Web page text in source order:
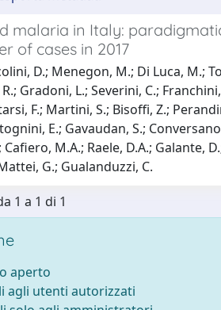
malaria in Italy:
of cases in 2017
D.; Menegon, M.; Di Luca, M.;
R.; Gradoni, L.; Severini, C.;
F.; Martini, S.; Bisoffi, Z.;
E.; Gavaudan, S.;
M.A.; Raele, D.A.; Galante,
G.; Gualanduzzi, C.
1 a 1 di 1
aperto
agli utenti autorizzati